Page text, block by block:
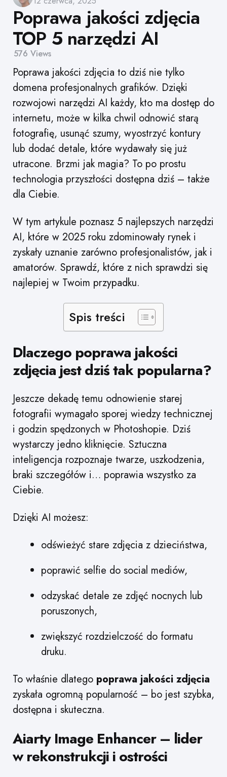
by
Poprawa jakości zdjęcia
TOP 5 narzędzi AI
576 Views
Poprawa jakości zdjęcia to dziś nie tylko
domena profesjonalnych grafików. Dzięki
rozwojowi narzędzi AI każdy, kto ma dostęp do
internetu, może w kilka chwil odnowić starą
fotografię, usunąć szumy, wyostrzyć kontury
lub dodać detale, które wydawały się już
utracone. Brzmi jak magia? To po prostu
technologia przyszłości dostępna dziś – także
dla Ciebie.
W tym artykule poznasz 5 najlepszych narzędzi
AI, które w 2025 roku zdominowały rynek i
zyskały uznanie zarówno profesjonalistów, jak i
amatorów. Sprawdź, które z nich sprawdzi się
najlepiej w Twoim przypadku.
Spis treści
Dlaczego poprawa jakości
zdjęcia jest dziś tak popularna?
Jeszcze dekadę temu odnowienie starej
fotografii wymagało sporej wiedzy technicznej
i godzin spędzonych w Photoshopie. Dziś
wystarczy jedno kliknięcie. Sztuczna
inteligencja rozpoznaje twarze, uszkodzenia,
braki szczegółów i… poprawia wszystko za
Ciebie.
Dzięki AI możesz:
odświeżyć stare zdjęcia z dzieciństwa,
poprawić selfie do social mediów,
odzyskać detale ze zdjęć nocnych lub
poruszonych,
zwiększyć rozdzielczość do formatu
druku.
To właśnie dlatego poprawa jakości zdjęcia
zyskała ogromną popularność – bo jest szybka,
dostępna i skuteczna.
Aiarty Image Enhancer – lider
w rekonstrukcji i ostrości